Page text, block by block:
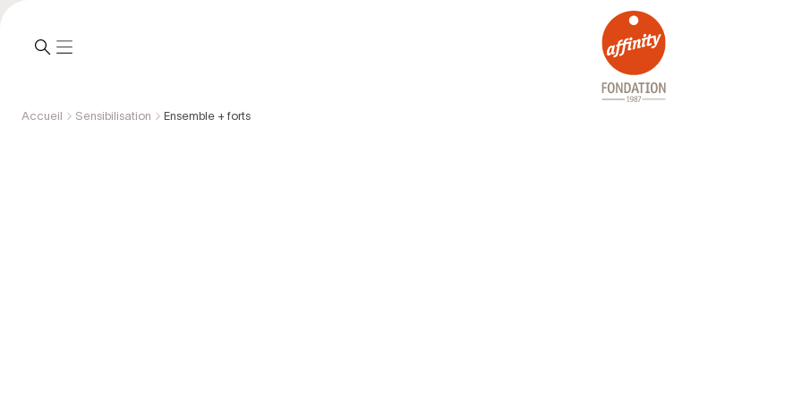
Accueil Sensibilisation Ensemble + forts